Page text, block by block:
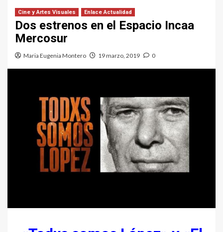
Cine y Artes Visuales Enlace Actualidad
Dos estrenos en el Espacio Incaa
Mercosur
Maria Eugenia Montero 19 marzo, 2019 0